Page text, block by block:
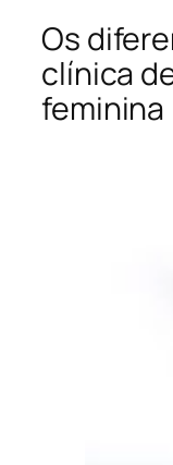
Os
clínica
feminina